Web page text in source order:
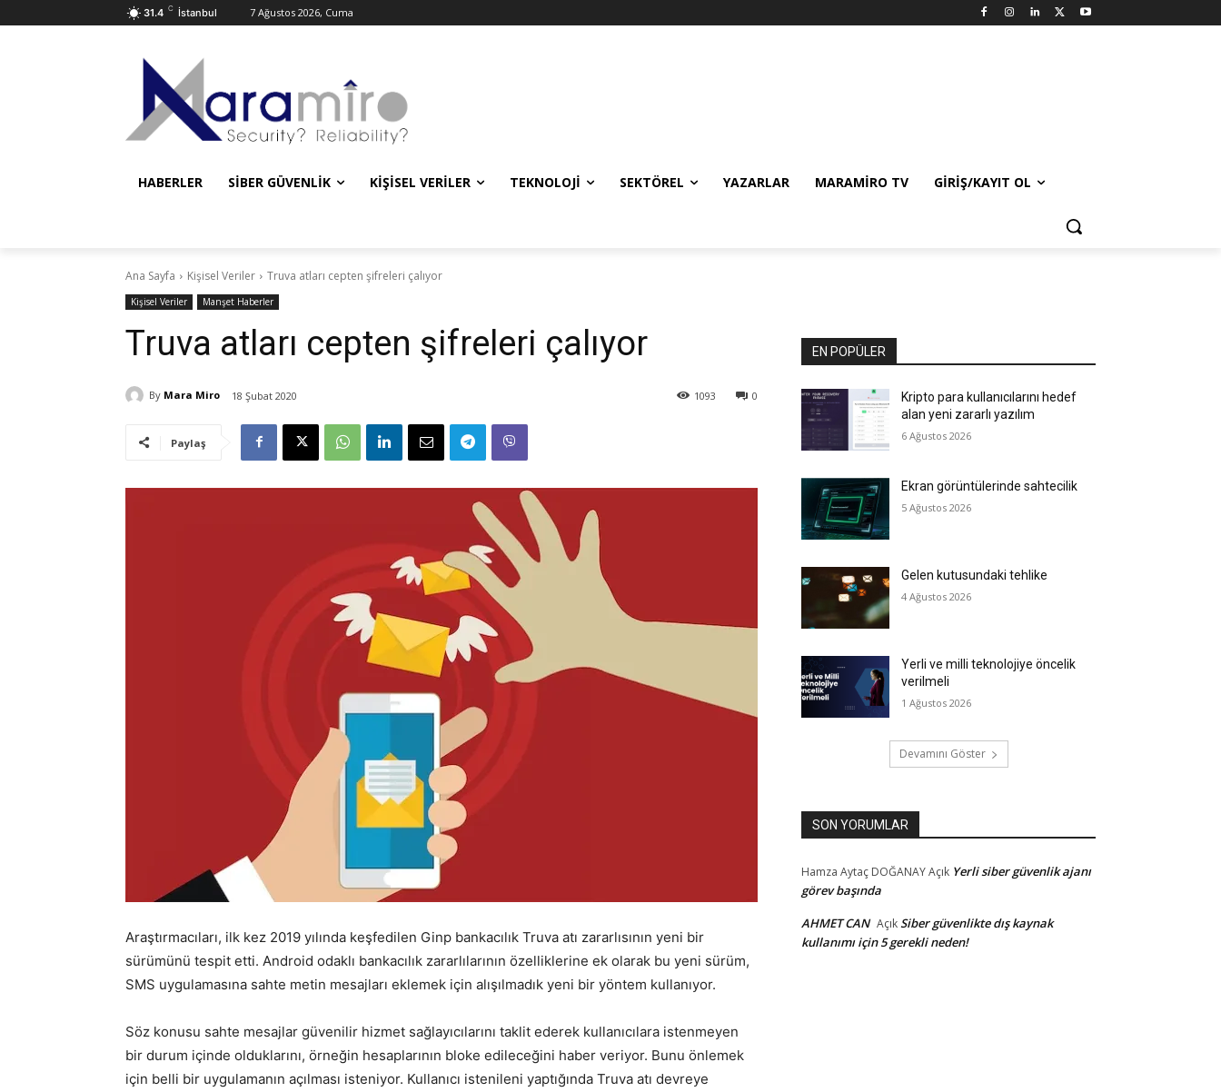
31.4 C İstanbul 7 Ağustos 2026, Cuma
HABERLER SIBER GÜVENLIK KIŞISEL VERILER TEKNOLOJI SEKTÖREL YAZARLAR MARAMIRO TV GIRIŞ/KAYIT OL
Ana Sayfa Kişisel Veriler Truva atları cepten şifreleri çalıyor
Kişisel Veriler Manşet Haberler
Truva atları cepten şifreleri çalıyor
By Mara Miro 18 Şubat 2020 0
1093
Paylaş
Araştırmacıları, ilk kez 2019 yılında keşfedilen Ginp bankacılık Truva atı zararlısının yeni bir
sürümünü tespit etti. Android odaklı bankacılık zararlılarının özelliklerine ek olarak bu yeni sürüm,
SMS uygulamasına sahte metin mesajları eklemek için alışılmadık yeni bir yöntem kullanıyor.
Söz konusu sahte mesajlar güvenilir hizmet sağlayıcılarını taklit ederek kullanıcılara istenmeyen
bir durum içinde olduklarını, örneğin hesaplarının bloke edileceğini haber veriyor. Bunu önlemek
için belli bir uygulamanın açılması isteniyor. Kullanıcı istenileni yaptığında Truva atı devreye
EN POPÜLER
Kripto para kullanıcılarını hedef
alan yeni zararlı yazılım
6 Ağustos 2026
Ekran görüntülerinde sahtecilik
5 Ağustos 2026
Gelen kutusundaki tehlike
4 Ağustos 2026
Yerli ve milli teknolojiye öncelik
verilmeli
1 Ağustos 2026
Devamını Göster
SON YORUMLAR
Hamza Aytaç DOĞANAYAçık Yerli siber güvenlik ajanı
görev başında
AHMET CAN AçıkSiber güvenlikte dış kaynak
kullanımı için 5 gerekli neden!